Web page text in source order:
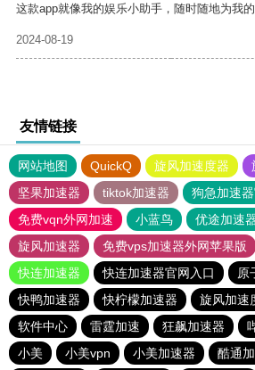
这款app就像我的娱乐小助手，随时随地为我的
2024-08-19
友情链接
网站地图 QuickQ 旋风加速度器
坚果加速器
tiktok加速器
狗急加速
免费vqn外网加速
小蓝鸟 优途加速
旋风加速器
免费vps加速器外网苹果版
快连加速器
快连加速器官网入口
原
快鸭加速器
快柠檬加速器 旋风加速
软件中心
雷霆加速 狂飙加速器
小美
小美vpn 小美加速器 酷通